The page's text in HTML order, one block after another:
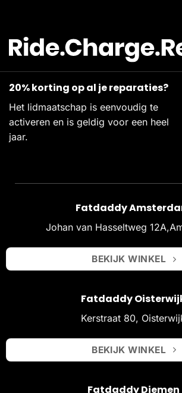
20% korting op al je reparaties?
Het lidmaatschap is eenvoudig te
activeren en is geldig voor een heel
jaar.
Fatdaddy
Johan van Hasseltweg
BEKIJK WINKEL
Fatdaddy
Kerstraat 80,
BEKIJK WINKEL
Fatdaddy Diemen